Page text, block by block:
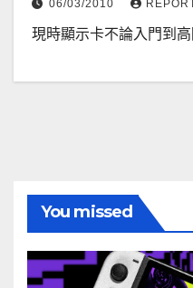
06/03/2010
現時顯示卡不論入門到
You missed